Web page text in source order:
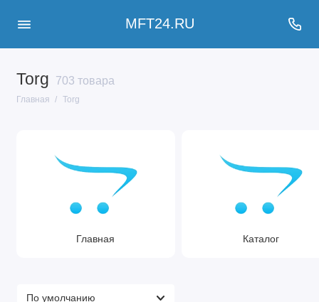
MFT24.RU
Torg 703 товара
Главная Torg
Главная Каталог